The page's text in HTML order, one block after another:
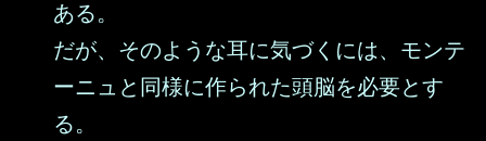
ある。
だが、そのような耳に気づくには、モンテ
ーニュと同様に作られた頭脳を必要とす
る。